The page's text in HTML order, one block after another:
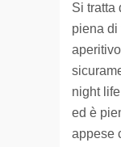
Si tratta
piena di
night
ed è
appese